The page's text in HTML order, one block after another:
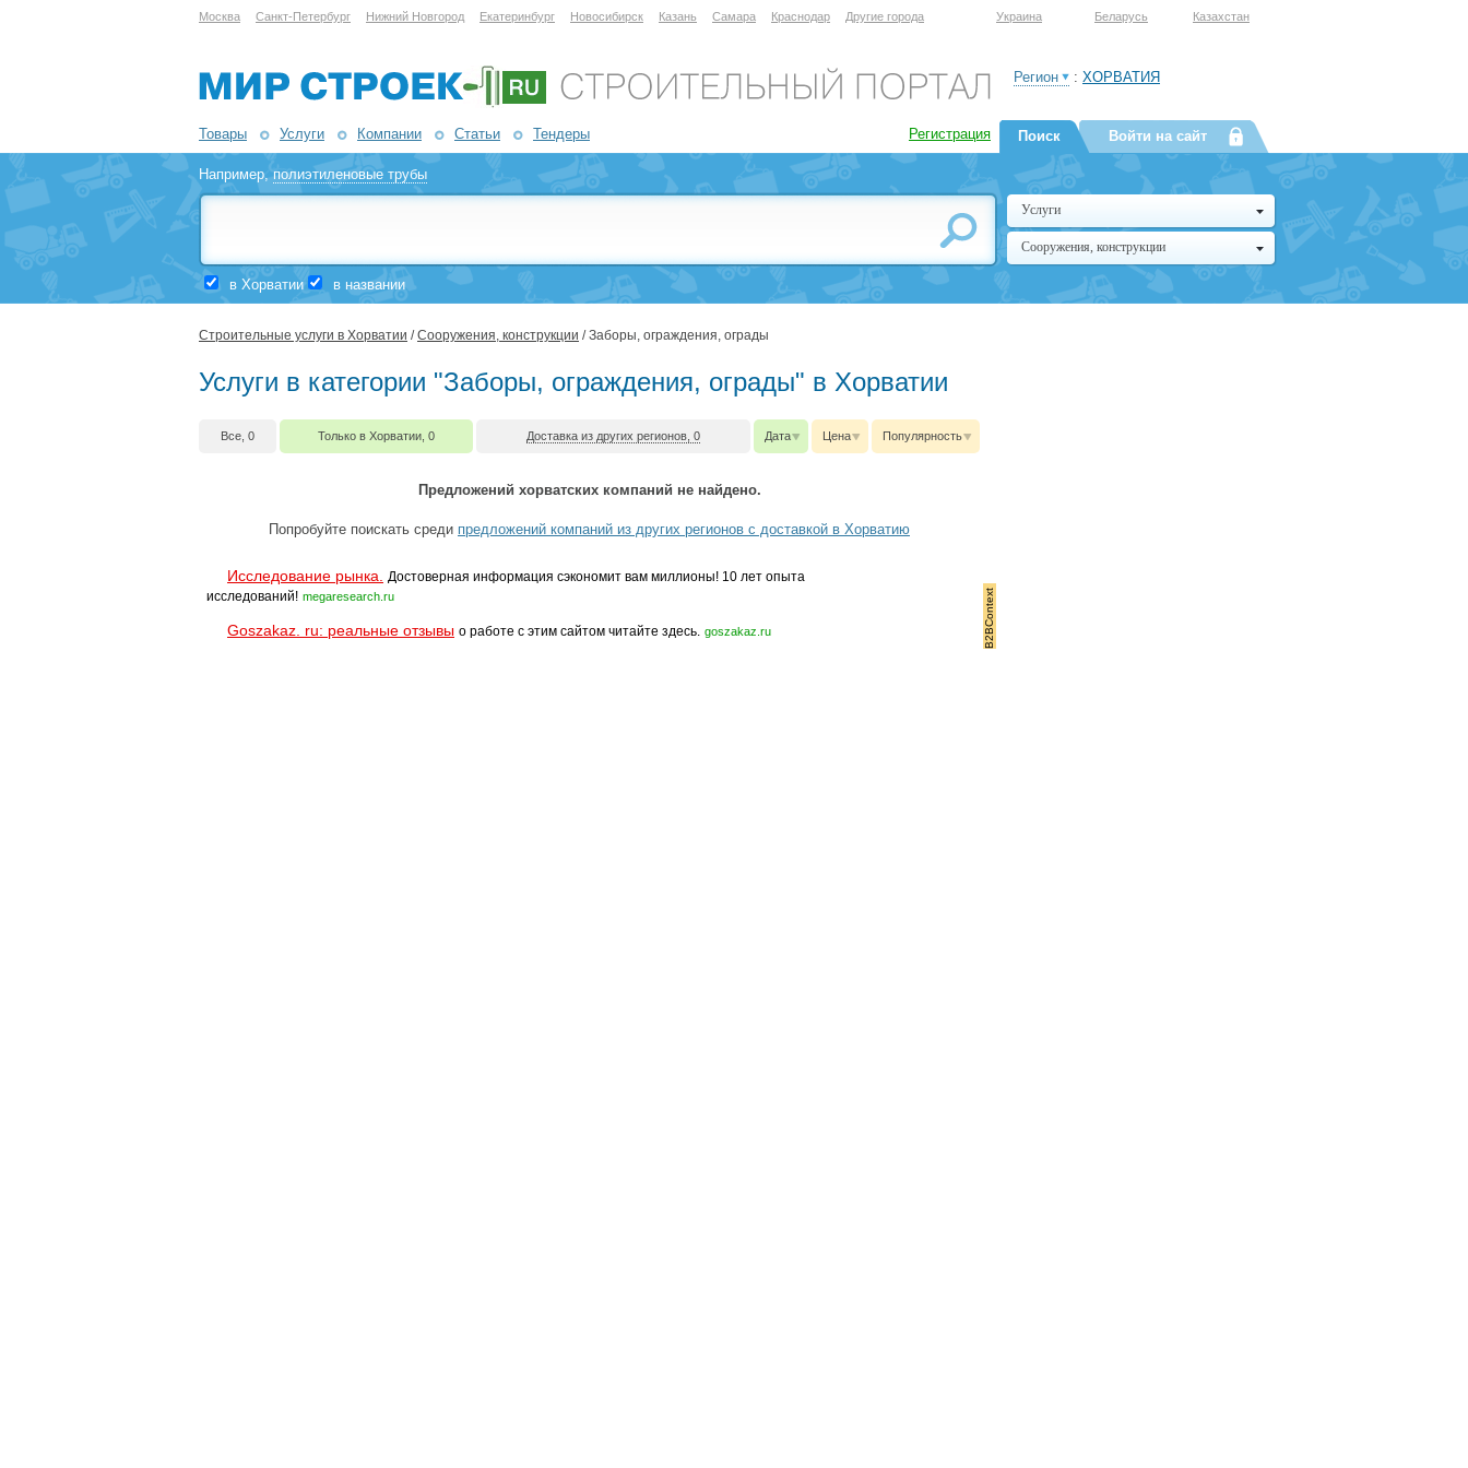
Москва Санкт-Петербург Нижний Новгород Екатеринбург Новосибирск Казань Самара Краснодар Другие города Украина Беларусь Казахстан
Товары Услуги Компании Статьи Тендеры Регистрация
Регион : ХОРВАТИЯ
Например,полиэтиленовые трубы
в Хорватии в названии
Поиск Войти на сайт
Услуги
Сооружения, конструкции
Строительные услуги в Хорватии /Сооружения, конструкции / Заборы, ограждения, ограды
Услуги в категории "Заборы, ограждения, ограды" в Хорватии
Все, 0 Только в Хорватии, 0 Доставка из других регионов, 0 Дата Цена Популярность
Предложений хорватских компаний не найдено.
Попробуйте поискать среди предложений компаний из других регионов с доставкой в Хорватию
Исследование рынка.
Достоверная информация сэкономит вам миллионы! 10 лет опыта
исследований! megaresearch.ru
Goszakaz. ru: реальные отзывы о работе с этим сайтом читайте здесь. goszakaz.ru